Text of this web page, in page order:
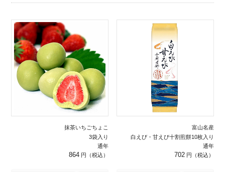
抹茶いちごちょこ
3袋入り
通年
864
富山名産
白えび・甘えび十割煎餅10枚入り
通年
702